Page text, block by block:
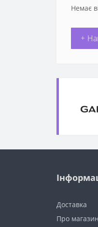
Немає
+
Доставка
Про магазин